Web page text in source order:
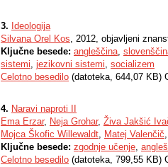
3. Ideologija
Silvana Orel Kos, 2012, objavljeni
Ključne besede: angleščina,
sistemi, jezikovni sistemi, socializem
Celotno besedilo (datoteka, 644,07 KB)
4. Naravi naproti II
Ema Erzar, Neja Grohar, Živa Jakšić
Mojca Škofic Willewaldt, Matej Valenčič
Ključne besede: zgodnje učenje,
Celotno besedilo (datoteka, 799,55 KB)